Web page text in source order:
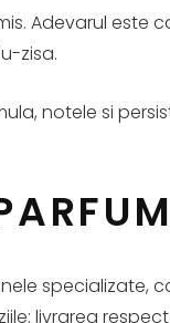
Adevarul este
zisa.
notele si
specializate,
livrarea